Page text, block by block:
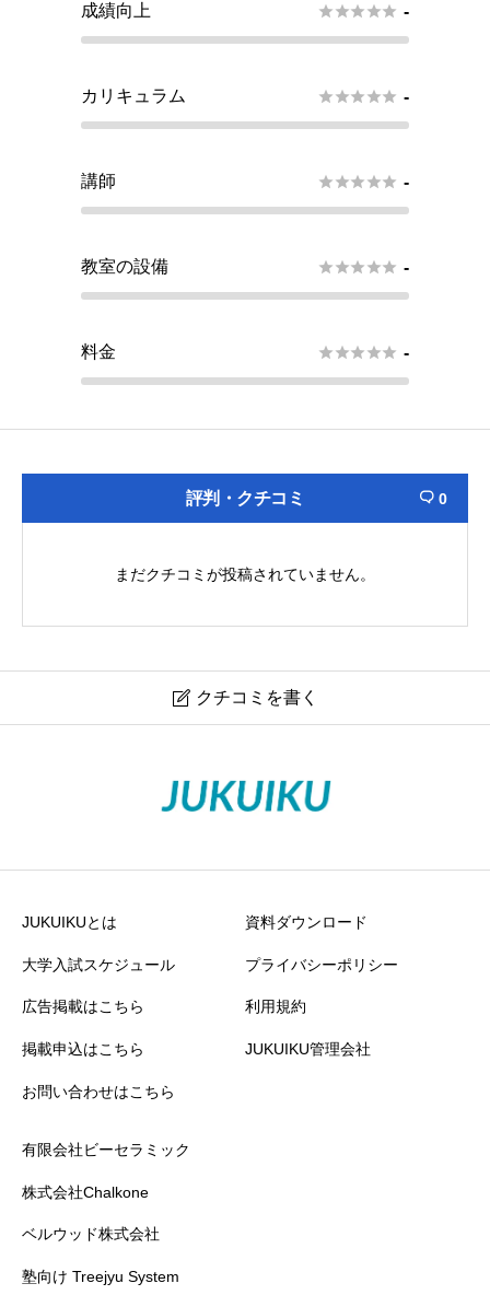
成績向上  -
カリキュラム  -
講師  -
教室の設備  -
料金  -
評判・クチコミ  0
まだクチコミが投稿されていません。
 クチコミを書く
星の数をお選びください
カリキュラム
JUKUIKUとは
大学入試スケジュール
広告掲載はこちら
掲載申込はこちら
お問い合わせはこちら
資料ダウンロード
プライバシーポリシー
利用規約
JUKUIKU管理会社
有限会社ビーセラミック
株式会社Chalkone
ベルウッド株式会社
塾向け Treejyu System